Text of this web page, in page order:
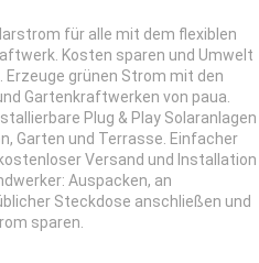
für alle mit dem flexiblen
Kosten sparen und Umwelt
Erzeuge grünen Strom mit den
Gartenkraftwerken von paua.
Plug & Play Solaranlagen
Garten und Terrasse. Einfacher
Versand und Installation
Auspacken, an
Steckdose anschließen und
sparen.